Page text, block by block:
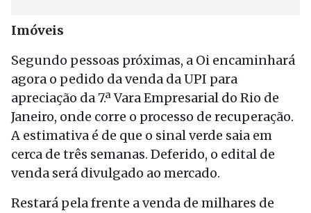
Imóveis
Segundo pessoas próximas, a Oi encaminhará
agora o pedido da venda da UPI para
apreciação da 7.ª Vara Empresarial do Rio de
Janeiro, onde corre o processo de recuperação.
A estimativa é de que o sinal verde saia em
cerca de três semanas. Deferido, o edital de
venda será divulgado ao mercado.
Restará pela frente a venda de milhares de